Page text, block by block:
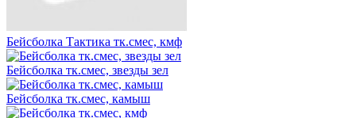
Бейсболка Тактика тк.смес, кмф
Бейсболка тк.смес, звезды зел
Бейсболка тк.смес, камыш